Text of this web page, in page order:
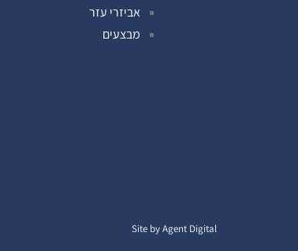
אביזרי עזר
מבצעים
Site by Agent Digital